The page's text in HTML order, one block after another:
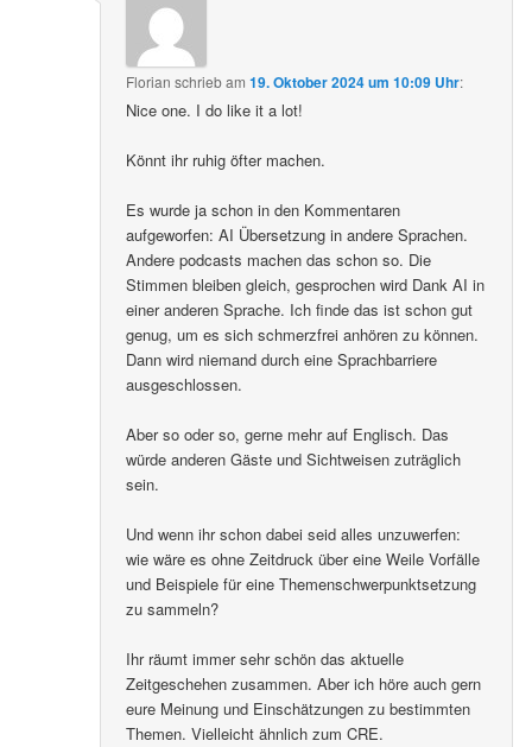
Florian schriebam19. Oktober 2024 um 10:09 Uhr:
Nice one. I do like it a lot!
Könnt ihr ruhig öfter machen.
Es wurde ja schon in den Kommentaren
aufgeworfen: AI Übersetzung in andere Sprachen.
Andere podcasts machen das schon so. Die
Stimmen bleiben gleich, gesprochen wird Dank AI in
einer anderen Sprache. Ich finde das ist schon gut
genug, um es sich schmerzfrei anhören zu können.
Dann wird niemand durch eine Sprachbarriere
ausgeschlossen.
Aber so oder so, gerne mehr auf Englisch. Das
würde anderen Gäste und Sichtweisen zuträglich
sein.
Und wenn ihr schon dabei seid alles unzuwerfen:
wie wäre es ohne Zeitdruck über eine Weile Vorfälle
und Beispiele für eine Themenschwerpunktsetzung
zu sammeln?
Ihr räumt immer sehr schön das aktuelle
Zeitgeschehen zusammen. Aber ich höre auch gern
eure Meinung und Einschätzungen zu bestimmten
Themen. Vielleicht ähnlich zum CRE.